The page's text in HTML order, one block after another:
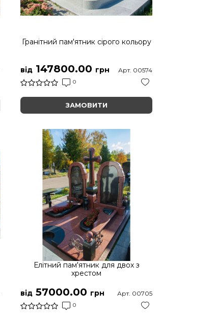
Гранітний пам'ятник сірого кольору
від 147800.00 грн
0
Арт. 00574
ЗАМОВИТИ
Елітний пам'ятник для двох з
хрестом
від 57000.00 грн
0
Арт. 00705